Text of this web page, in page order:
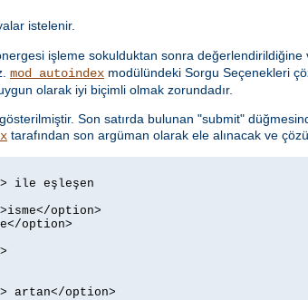
istelenir.
işleme sokulduktan sonra
mod_autoindex modülündeki Sorgu Seçenekleri
olarak iyi biçimli olmak zorundadır.
Son satırda bulunan "submit"
tarafından son argüman olarak ele alınacak ve
ile eşleşen
option>
option>
artan</option>